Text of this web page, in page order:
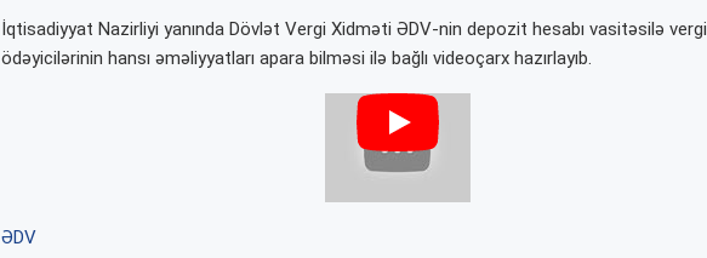
İqtisadiyyat Nazirliyi yanında Dövlət Vergi Xidməti ƏDV-nin depozit hesabı vasitəsilə vergi
ödəyicilərinin hansı əməliyyatları apara bilməsi ilə bağlı videoçarx hazırlayıb.
ƏDV